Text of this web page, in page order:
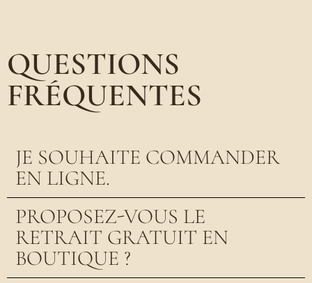
QUESTIONS
FRÉQUENTES
JE SOUHAITE COMMANDER
EN LIGNE.
PROPOSEZ-VOUS LE
RETRAIT GRATUIT EN
BOUTIQUE ?